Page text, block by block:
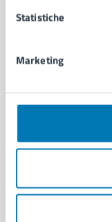
Statistiche
Marketing
Aree amministrative
Uffici
Politici